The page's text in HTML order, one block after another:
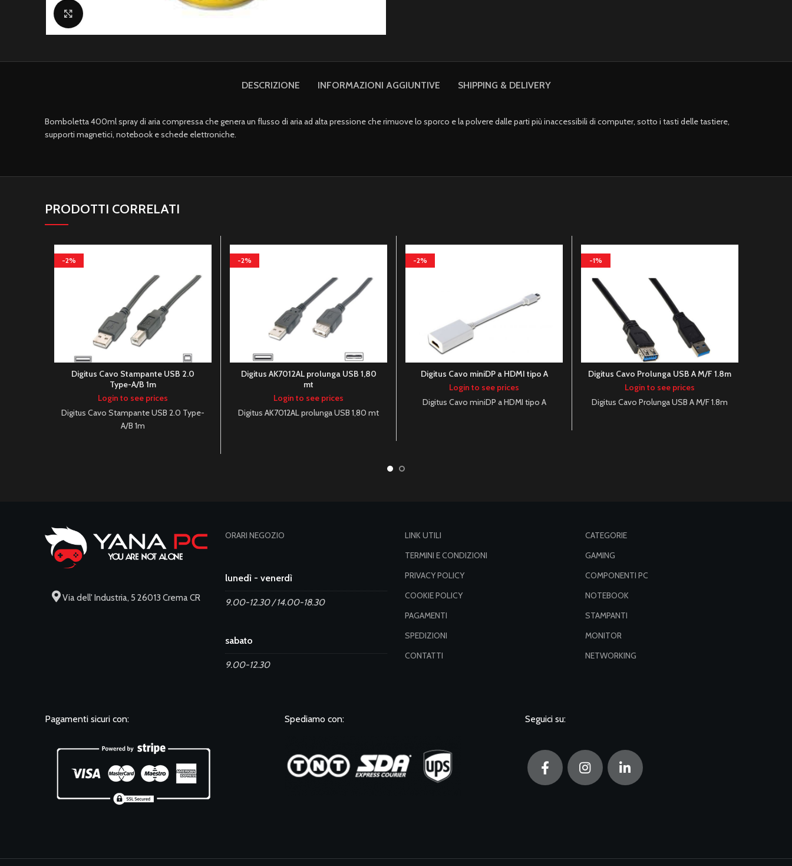
DESCRIZIONE INFORMAZIONI AGGIUNTIVE SHIPPING & DELIVERY
Bomboletta 400ml spray di aria compressa che genera un flusso di aria ad alta pressione che rimuove lo sporco e la polvere dalle parti più inaccessibili di computer, sotto i tasti delle tastiere,
supporti magnetici, notebook e schede elettroniche.
PRODOTTI CORRELATI
-2%
Digitus Cavo Stampante USB 2.0
Type-A/B 1m
Login to see prices
Digitus Cavo Stampante USB 2.0 Type-
A/B 1m
-2%
Digitus AK7012AL prolunga USB 1,80
mt
Login to see prices
Digitus AK7012AL prolunga USB 1,80 mt
-2%
Digitus Cavo miniDP a HDMI tipo A
Login to see prices
Digitus Cavo miniDP a HDMI tipo A
-1%
Digitus Cavo Prolunga USB A M/F 1.8m
Login to see prices
Digitus Cavo Prolunga USB A M/F 1.8m
Via dell' Industria, 5 26013 Crema CR
ORARI NEGOZIO
lunedì - venerdì
9.00-12.30 / 14.00-18.30
sabato
9.00-12.30
LINK UTILI
TERMINI E CONDIZIONI
PRIVACY POLICY
COOKIE POLICY
PAGAMENTI
SPEDIZIONI
CONTATTI
CATEGORIE
GAMING
COMPONENTI PC
NOTEBOOK
STAMPANTI
MONITOR
NETWORKING
Pagamenti sicuri con: Spediamo con: Seguici su: